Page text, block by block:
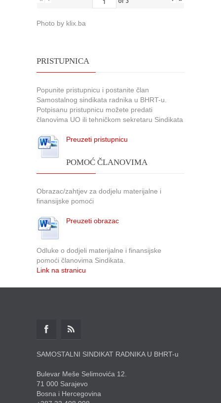
Photo by klix.ba
PRISTUPNICA
Popunite pristupnicu i postanite član
Samostalnog sindikata radnika u BHRT-u.
Potpisanu pristupnicu možete predati
članovima UO ili tehničkom sekretaru Sindikata
Preuzeti pristupnicu
POMOĆ ČLANOVIMA
Obrazac/zahtjev za dodjelu materijalne i
finansijske pomoći
Preuzeti obrazac
Odluke o dodjeli materijalne i finansijske
pomoći članovima Sindikata.
Link na stranicu
SAMOSTALNI SINDIKAT RADNIKA U BHRT-u
Bulevar Meše Selimovića 12.
71 000 Sarajevo
Bosna i Hercegovina